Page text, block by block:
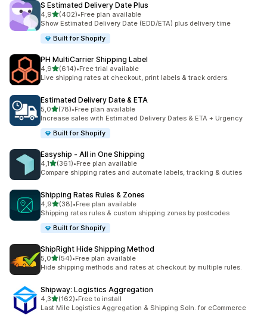
S Estimated Delivery Date Plus
4,9z 5 hvězd
(402)
Celkový počet recenzí: 402
•Free plan available
Show Estimated Delivery Date (EDD/ETA) plus delivery time
Built for Shopify
PH MultiCarrier Shipping Label
4,9z 5 hvězd
(614)
Celkový počet recenzí: 614
•Free trial available
Live shipping rates at checkout, print labels & track orders.
Estimated Delivery Date & ETA
5,0z 5 hvězd
(78)
Celkový počet recenzí: 78
•Free plan available
Increase sales with Estimated Delivery Dates & ETA + Urgency
Built for Shopify
Easyship ‑ All in One Shipping
4,1z 5 hvězd
(361)
Celkový počet recenzí: 361
•Free plan available
Compare shipping rates and automate labels, tracking & duties
Shipping Rates Rules & Zones
4,9z 5 hvězd
(38)
Celkový počet recenzí: 38
•Free plan available
Shipping rates rules & custom shipping zones by postcodes
Built for Shopify
ShipRight Hide Shipping Method
5,0z 5 hvězd
(54)
Celkový počet recenzí: 54
•Free plan available
Hide shipping methods and rates at checkout by multiple rules.
Shipway: Logistics Aggregation
4,3z 5 hvězd
(162)
Celkový počet recenzí: 162
•Free to install
Last Mile Logistics Aggregation & Shipping Soln. for eCommerce